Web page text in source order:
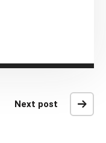
Next post